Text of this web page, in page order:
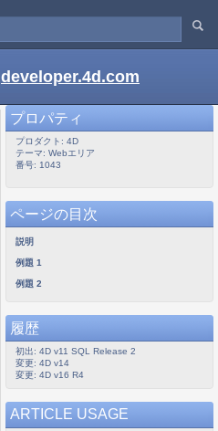
developer.4d.com
プロパティ
プロダクト: 4D
テーマ: Webエリア
番号: 1043
ページの目次
説明
例題 1
例題 2
履歴
初出: 4D v11 SQL Release 2
変更: 4D v14
変更: 4D v16 R4
ARTICLE USAGE